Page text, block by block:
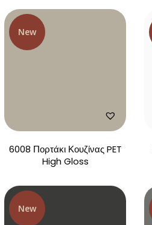
New
6008 Πορτάκι Κουζίνας PET
High Gloss
New